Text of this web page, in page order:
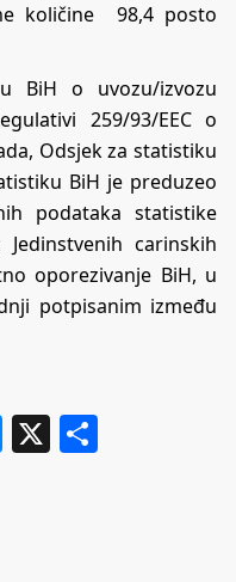
količine 98,4 posto
BiH o uvozu/izvozu
259/93/EEC o
Odsjek za statistiku
BiH je preduzeo
podataka statistike
carinskih
oporezivanje BiH, u
potpisanim između
Messenger
X